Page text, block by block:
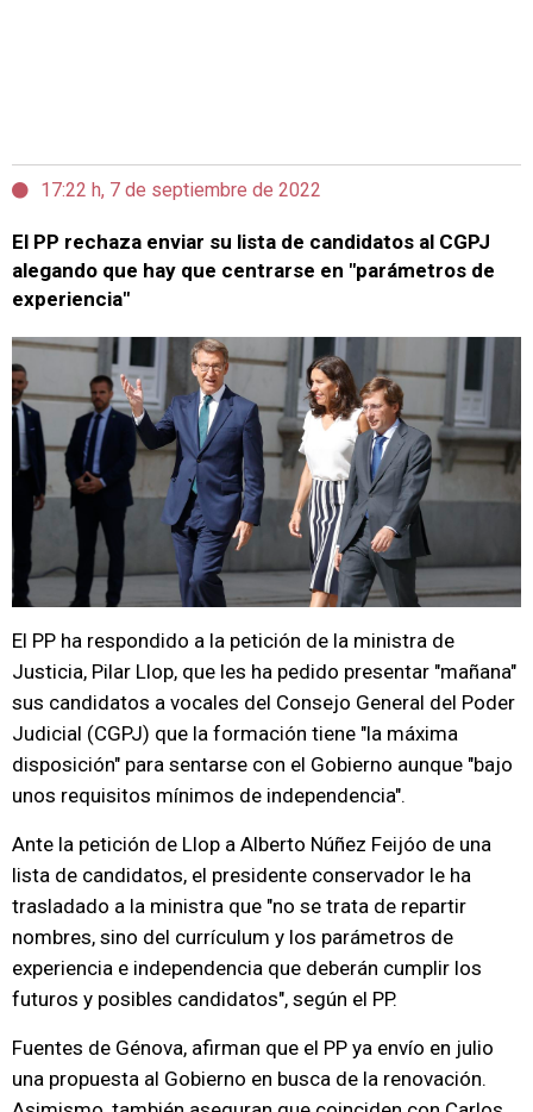
17:22 h, 7 de septiembre de 2022
El PP rechaza enviar su lista de candidatos al CGPJ
alegando que hay que centrarse en "parámetros de
experiencia"
El PP ha respondido a la petición de la ministra de
Justicia, Pilar Llop, que les ha pedido presentar "mañana"
sus candidatos a vocales del Consejo General del Poder
Judicial (CGPJ) que la formación tiene "la máxima
disposición" para sentarse con el Gobierno aunque "bajo
unos requisitos mínimos de independencia".
Ante la petición de Llop a Alberto Núñez Feijóo de una
lista de candidatos, el presidente conservador le ha
trasladado a la ministra que "no se trata de repartir
nombres, sino del currículum y los parámetros de
experiencia e independencia que deberán cumplir los
futuros y posibles candidatos", según el PP.
Fuentes de Génova, afirman que el PP ya envío en julio
una propuesta al Gobierno en busca de la renovación.